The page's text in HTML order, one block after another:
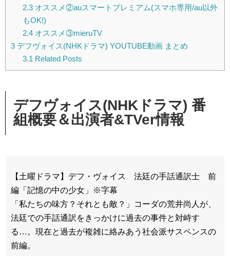
2.3オススメ②auスマートプレミアム(スマホ専用/au以外
もOK!)
2.4オススメ③mieruTV
3 デフヴォイス(NHKドラマ) YOUTUBE動画 まとめ
3.1Related Posts
デフヴォイス(NHKドラマ) 番
組概要＆出演者&TVer情報
【土曜ドラマ】デフ・ヴォイス 法廷の手話通訳士 前
編「記憶の中の少女」※字幕
「私たちの味方？それとも敵？」コーダの荒井尚人が、
法廷での手話通訳をきっかけに過去の事件と対峙す
る…。現在と過去が複雑に絡みあう社会派サスペンスの
前編。